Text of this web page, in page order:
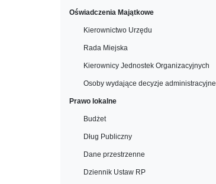
Oświadczenia Majątkowe
Kierownictwo Urzędu
Rada Miejska
Kierownicy Jednostek Organizacyjnych
Osoby wydające decyzje administracyjne
Prawo lokalne
Budżet
Dług Publiczny
Dane przestrzenne
Dziennik Ustaw RP